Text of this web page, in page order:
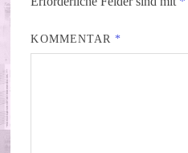
KOMMENTAR *